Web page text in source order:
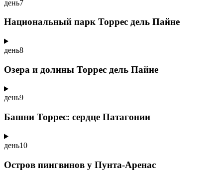
день7
Национальный парк Торрес дель Пайне
день8
Озера и долины Торрес дель Пайне
день9
Башни Торрес: сердце Патагонии
день10
Остров пингвинов у Пунта-Аренас